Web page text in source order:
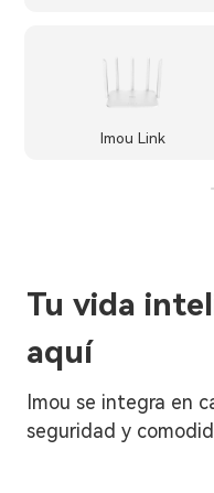
Imou Link
Tu vida
aquí
Imou se integra en
seguridad y